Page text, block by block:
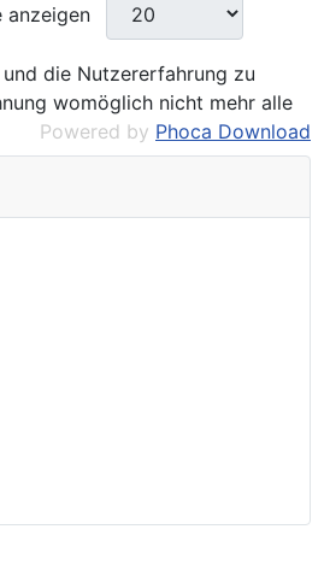
anzeigen
Powered by Phoca Download
die Nutzererfahrung zu
womöglich nicht mehr alle